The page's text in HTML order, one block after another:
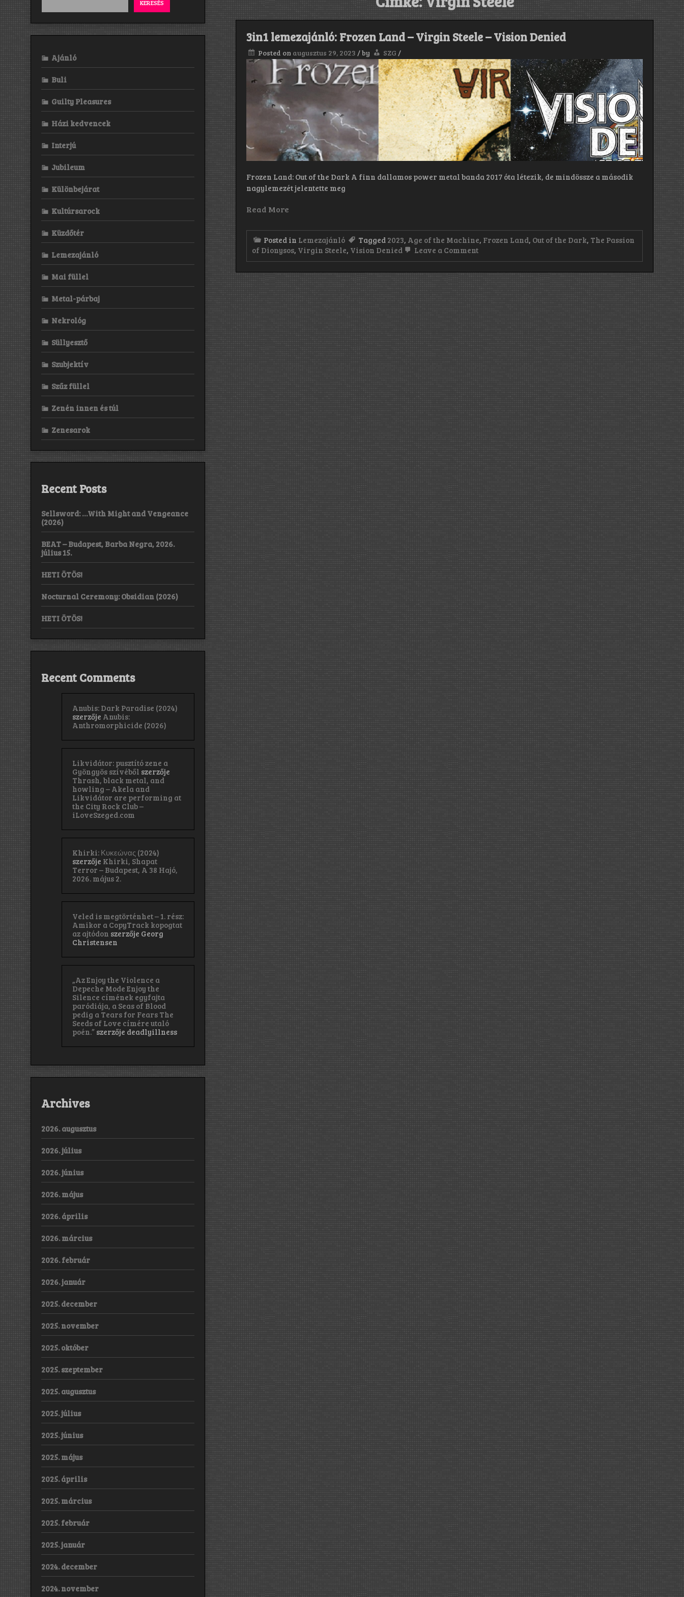
3in1 lemezajánló: Frozen Land – Virgin Steele – Vision Denied
Posted on augusztus 29, 2023 /by SZG /
Frozen Land: Out of the Dark A finn dallamos power metal banda 2017 óta létezik, de mindössze a második
nagylemezét jelentette meg
Read More
Posted in Lemezajánló Tagged 2023, Age of the Machine, Frozen Land, Out of the Dark, The Passion
of Dionysos, Virgin Steele, Vision Denied Leave a Commenton
Frozen
KERESÉS
Ajánló
Buli
Guilty Pleasures
Házi kedvencek
Interjú
Jubileum
Különbejárat
Kultúrsarock
Küzdőtér
Lemezajánló
Mai füllel
Metal-párbaj
Nekrológ
Süllyesztő
Szubjektív
Szűz füllel
Zenén innen és túl
Zenesarok
Recent Posts
Sellsword: …With Might and Vengeance
(2026)
BEAT – Budapest, Barba Negra, 2026.
július 15.
HETI ÖTÖS!
Nocturnal Ceremony: Obsidian (2026)
HETI ÖTÖS!
Recent Comments
Anubis: Dark Paradise (2024)
szerzője Anubis:
Anthromorphicide (2026)
Likvidátor: pusztító zene a
Gyöngyös szívéből szerzője
Thrash, black metal, and
howling – Akela and
Likvidátor are performing at
the City Rock Club –
iLoveSzeged.com
Khirki: Κ​υ​κ​ε​ώ​ν​α​ς (2024)
szerzője Khirki, Shapat
Terror – Budapest, A 38 Hajó,
2026. május 2.
Veled is megtörténhet – 1. rész:
Amikor a CopyTrack kopogtat
az ajtódon szerzője Georg
Christensen
„Az Enjoy the Violence a
Depeche Mode Enjoy the
Silence címének egyfajta
paródiája, a Seas of Blood
pedig a Tears for Fears The
Seeds of Love címére utaló
poén.” szerzője deadlyillness
Archives
2026. augusztus
2026. július
2026. június
2026. május
2026. április
2026. március
2026. február
2026. január
2025. december
2025. november
2025. október
2025. szeptember
2025. augusztus
2025. július
2025. június
2025. május
2025. április
2025. március
2025. február
2025. január
2024. december
2024. november